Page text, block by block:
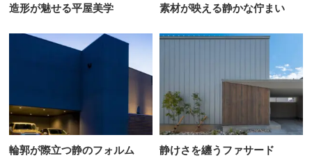
造形が魅せる平屋美学 素材が映える静かな佇まい
輪郭が際立つ静のフォルム 静けさを纏うファサード